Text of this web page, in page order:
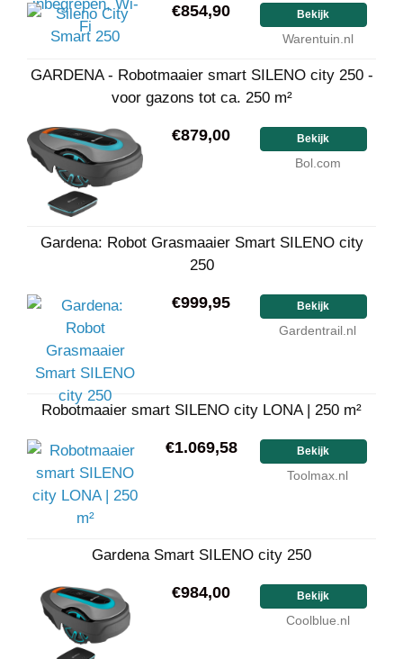
€854,90 Bekijk
Warentuin.nl
GARDENA - Robotmaaier smart SILENO city 250 -
voor gazons tot ca. 250 m²
€879,00 Bekijk
Bol.com
Gardena: Robot Grasmaaier Smart SILENO city
250
€999,95 Bekijk
Gardentrail.nl
Robotmaaier smart SILENO city LONA | 250 m²
€1.069,58 Bekijk
Toolmax.nl
Gardena Smart SILENO city 250
€984,00 Bekijk
Coolblue.nl